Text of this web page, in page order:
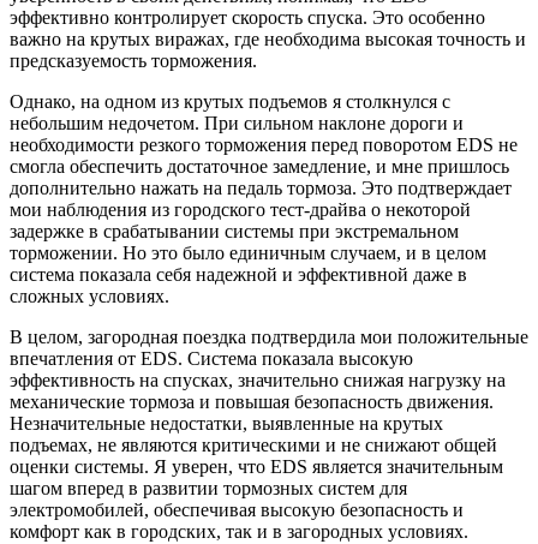
эффективно контролирует скорость спуска. Это особенно
важно на крутых виражах, где необходима высокая точность и
предсказуемость торможения.
Однако, на одном из крутых подъемов я столкнулся с
небольшим недочетом. При сильном наклоне дороги и
необходимости резкого торможения перед поворотом EDS не
смогла обеспечить достаточное замедление, и мне пришлось
дополнительно нажать на педаль тормоза. Это подтверждает
мои наблюдения из городского тест-драйва о некоторой
задержке в срабатывании системы при экстремальном
торможении. Но это было единичным случаем, и в целом
система показала себя надежной и эффективной даже в
сложных условиях.
В целом, загородная поездка подтвердила мои положительные
впечатления от EDS. Система показала высокую
эффективность на спусках, значительно снижая нагрузку на
механические тормоза и повышая безопасность движения.
Незначительные недостатки, выявленные на крутых
подъемах, не являются критическими и не снижают общей
оценки системы. Я уверен, что EDS является значительным
шагом вперед в развитии тормозных систем для
электромобилей, обеспечивая высокую безопасность и
комфорт как в городских, так и в загородных условиях.